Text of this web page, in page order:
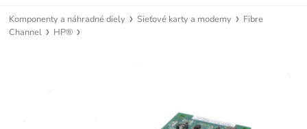
Komponenty a náhradné diely Sieťové karty a modemy
Fibre
Channel
HP®